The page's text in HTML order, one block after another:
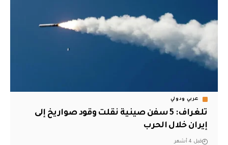
عربي ودولي
تلغراف: 5 سفن صينية نقلت وقود صواريخ إلى
إيران خلال الحرب
قبل 4 أشهر